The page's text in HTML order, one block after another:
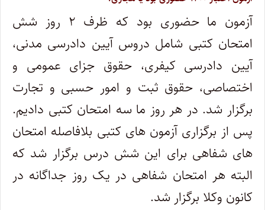
آزمون ما حضوری بود که ظرف ۲ روز شش
امتحان کتبی شامل دروس آیین دادرسی مدنی،
آیین دادرسی کیفری، حقوق جزای عمومی و
اختصاصی، حقوق ثبت و امور حسبی و تجارت
برگزار شد. در هر روز ما سه امتحان کتبی دادیم.
پس از برگزاری آزمون های کتبی بلافاصله امتحان
های شفاهی برای این شش درس برگزار شد که
البته هر امتحان شفاهی در یک روز جداگانه در
کانون وکلا برگزار شد.